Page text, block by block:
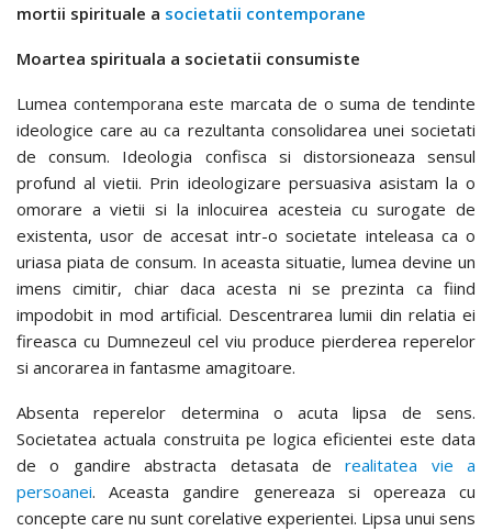
mortii spirituale a societatii contemporane
Moartea spirituala a societatii consumiste
Lumea contemporana este marcata de o suma de tendinte
ideologice care au ca rezultanta consolidarea unei societati
de consum. Ideologia confisca si distorsioneaza sensul
profund al vietii. Prin ideologizare persuasiva asistam la o
omorare a vietii si la inlocuirea acesteia cu surogate de
existenta, usor de accesat intr-o societate inteleasa ca o
uriasa piata de consum. In aceasta situatie, lumea devine un
imens cimitir, chiar daca acesta ni se prezinta ca fiind
impodobit in mod artificial. Descentrarea lumii din relatia ei
fireasca cu Dumnezeul cel viu produce pierderea reperelor
si ancorarea in fantasme amagitoare.
Absenta reperelor determina o acuta lipsa de sens.
Societatea actuala construita pe logica eficientei este data
de o gandire abstracta detasata derealitatea vie a
persoanei. Aceasta gandire genereaza si opereaza cu
concepte care nu sunt corelative experientei. Lipsa unui sens